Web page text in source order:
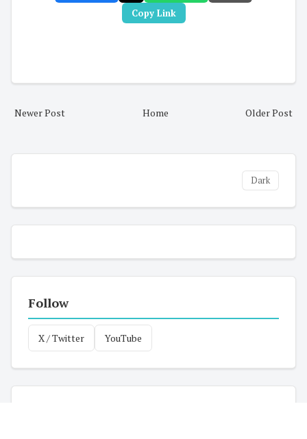
Copy Link
Newer Post Older Post
Home
Dark
Follow
X / Twitter YouTube